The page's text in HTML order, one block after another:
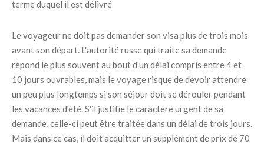
terme duquel il est délivré
Le voyageur ne doit pas demander son visa plus de trois mois
avant son départ. L'autorité russe qui traite sa demande
répond le plus souvent au bout d'un délai compris entre 4 et
10 jours ouvrables, mais le voyage risque de devoir attendre
un peu plus longtemps si son séjour doit se dérouler pendant
les vacances d'été. S'il justifie le caractère urgent de sa
demande, celle-ci peut être traitée dans un délai de trois jours.
Mais dans ce cas, il doit acquitter un supplément de prix de 70